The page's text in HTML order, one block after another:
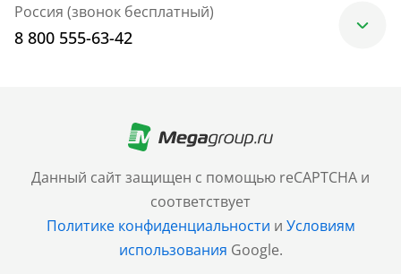
Данный сайт защищен с помощью reCAPTCHA и
соответствует
Политике конфиденциальности и Условиям
использования Google.
Россия (звонок бесплатный)
8 800 555-63-42
+7 (499) 705-30-10
Санкт-Петербург
+7 (812) 600-77-33
Барнаул
+7 (961) 999-93-93